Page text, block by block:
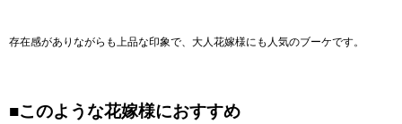
存在感がありながらも上品な印象で、大人花嫁様にも人気のブーケです。
■このような花嫁様におすすめ